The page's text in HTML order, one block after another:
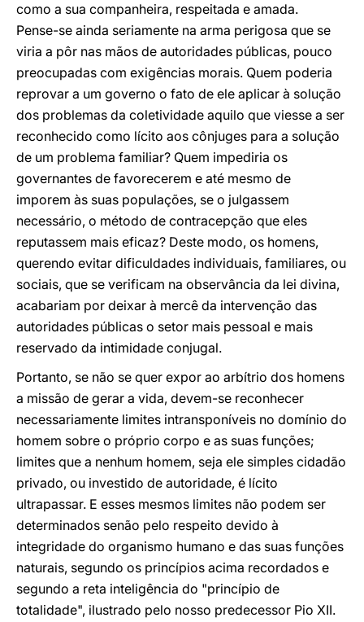
como a sua companheira, respeitada e amada.
Pense-se ainda seriamente na arma perigosa que se
viria a pôr nas mãos de autoridades públicas, pouco
preocupadas com exigências morais. Quem poderia
reprovar a um governo o fato de ele aplicar à solução
dos problemas da coletividade aquilo que viesse a ser
reconhecido como lícito aos cônjuges para a solução
de um problema familiar? Quem impediria os
governantes de favorecerem e até mesmo de
imporem às suas populações, se o julgassem
necessário, o método de contracepção que eles
reputassem mais eficaz? Deste modo, os homens,
querendo evitar dificuldades individuais, familiares, ou
sociais, que se verificam na observância da lei divina,
acabariam por deixar à mercê da intervenção das
autoridades públicas o setor mais pessoal e mais
reservado da intimidade conjugal.
Portanto, se não se quer expor ao arbítrio dos homens
a missão de gerar a vida, devem-se reconhecer
necessariamente limites intransponíveis no domínio do
homem sobre o próprio corpo e as suas funções;
limites que a nenhum homem, seja ele simples cidadão
privado, ou investido de autoridade, é lícito
ultrapassar. E esses mesmos limites não podem ser
determinados senão pelo respeito devido à
integridade do organismo humano e das suas funções
naturais, segundo os princípios acima recordados e
segundo a reta inteligência do "princípio de
totalidade", ilustrado pelo nosso predecessor Pio XII.